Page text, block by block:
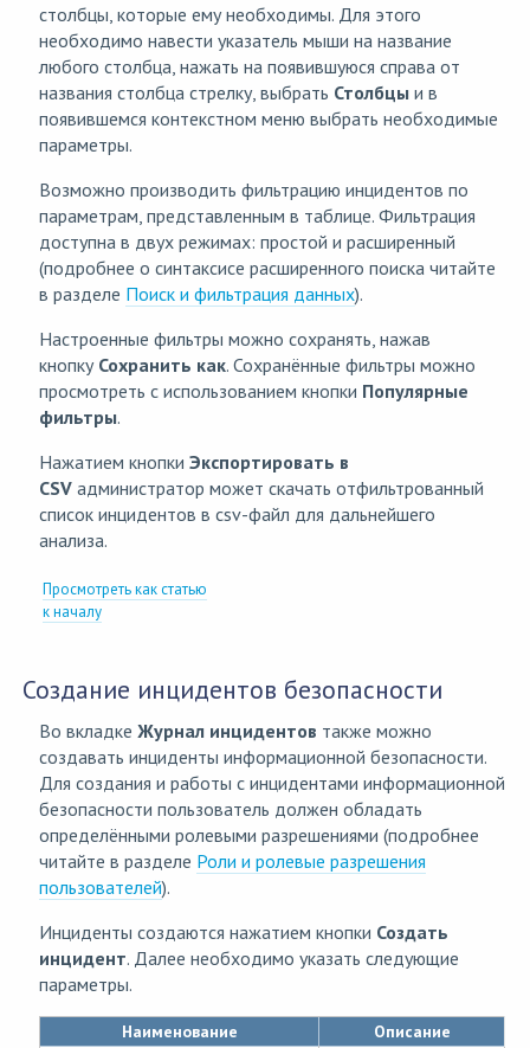
столбцы, которые ему необходимы. Для этого
необходимо навести указатель мыши на название
любого столбца, нажать на появившуюся справа от
названия столбца стрелку, выбрать Столбцы и в
появившемся контекстном меню выбрать необходимые
параметры.
Возможно производить фильтрацию инцидентов по
параметрам, представленным в таблице. Фильтрация
доступна в двух режимах: простой и расширенный
(подробнее о синтаксисе расширенного поиска читайте
в разделе Поиск и фильтрация данных).
Настроенные фильтры можно сохранять, нажав
кнопку Сохранить как. Сохранённые фильтры можно
просмотреть с использованием кнопки Популярные
фильтры.
Нажатием кнопки Экспортировать в
CSV администратор может скачать отфильтрованный
список инцидентов в csv-файл для дальнейшего
анализа.
Просмотреть как статью
к началу
Создание инцидентов безопасности
Во вкладке Журнал инцидентов также можно
создавать инциденты информационной безопасности.
Для создания и работы с инцидентами информационной
безопасности пользователь должен обладать
определёнными ролевыми разрешениями (подробнее
читайте в разделе Роли и ролевые разрешения
пользователей).
Инциденты создаются нажатием кнопки Создать
инцидент. Далее необходимо указать следующие
параметры.
Наименование Описание